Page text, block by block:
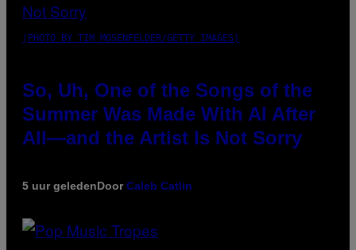
(PHOTO BY TIM MOSENFELDER/GETTY IMAGES)
So, Uh, One of the Songs of the
Summer Was Made With AI After
All—and the Artist Is Not Sorry
5 uur geledenDoorCaleb Catlin